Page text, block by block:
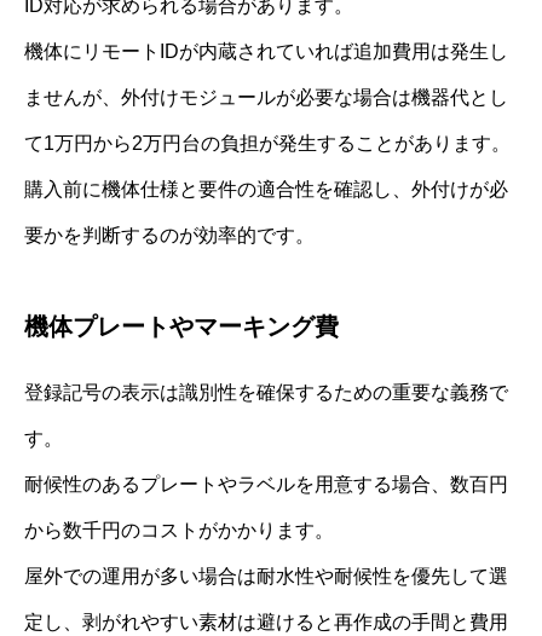
ID対応が求められる場合があります。
機体にリモートIDが内蔵されていれば追加費用は発生し
ませんが、外付けモジュールが必要な場合は機器代とし
て1万円から2万円台の負担が発生することがあります。
購入前に機体仕様と要件の適合性を確認し、外付けが必
要かを判断するのが効率的です。
機体プレートやマーキング費
登録記号の表示は識別性を確保するための重要な義務で
す。
耐候性のあるプレートやラベルを用意する場合、数百円
から数千円のコストがかかります。
屋外での運用が多い場合は耐水性や耐候性を優先して選
定し、剥がれやすい素材は避けると再作成の手間と費用